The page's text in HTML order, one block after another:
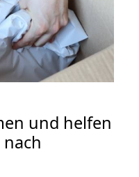
und helfen